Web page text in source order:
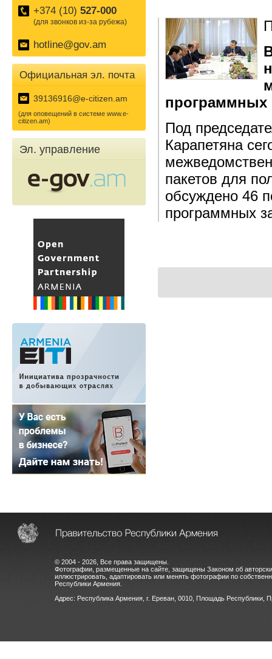
+374 (10) 527-000
(для звонков из-за рубежа)
hotline@gov.am
Официальная эл. почта
39136916@e-citizen.am
(для оповещений в системе www.e-
citizen.am)
Эл. управление
программных
Под
Карапетяна
пакетов для
обсуждено 46
программных
© 2004 - 2026, Все права защищены.
Фотографии, размещенные на сайте, защищены Законом об
иллюстрировать, адаптировать или менять фотографии по
Республики Армения.
Адрес: Республика Армения, г. Ереван, 0010, Площадь Республики,